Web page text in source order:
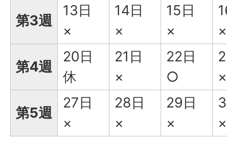
第3週
13日
×
14日
×
15日
×
×
第4週
20日
休
21日
×
22日
○
×
第5週
27日
×
28日
×
29日
×
×